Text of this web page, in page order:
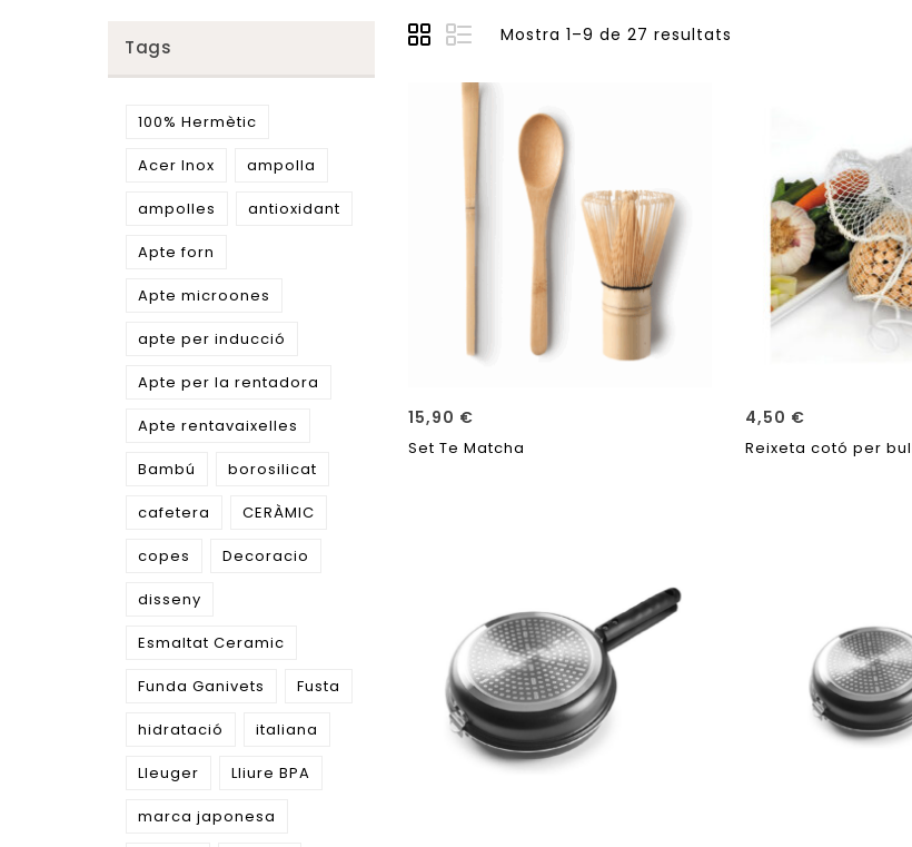
Mostra 1–9 de 27 resultats
15,90 €
Set Te Matcha
4,50 €
Reixeta cotó per
Tags
100% Hermètic
Acer Inox ampolla
ampolles antioxidant
Apte forn
Apte microones
apte per inducció
Apte per la rentadora
Apte rentavaixelles
Bambú borosilicat
cafetera CERÀMIC
copes Decoracio
disseny
Esmaltat Ceramic
Funda Ganivets Fusta
hidratació italiana
Lleuger Lliure BPA
marca japonesa